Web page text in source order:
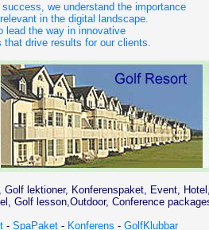
we understand the importance
in the digital landscape.
lead the way in innovative
drive results for our clients.
lektioner, Konferenspaket, Event,
Golf lesson,Outdoor, Conference
- SpaPaket - Konferens - GolfKlubbar